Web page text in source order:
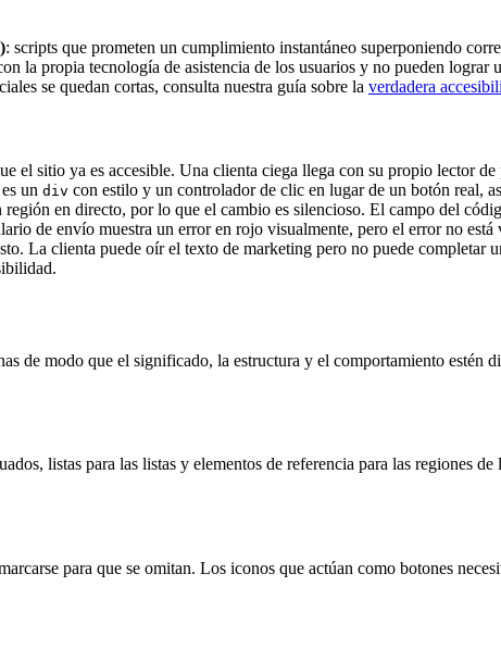
: scripts que prometen un cumplimiento instantáneo superponiendo
la propia tecnología de asistencia de los usuarios y no pueden
se quedan cortas, consulta nuestra guía sobre la verdadera
el sitio ya es accesible. Una clienta ciega llega con su propio lector
un div con estilo y un controlador de clic en lugar de un botón real,
en directo, por lo que el cambio es silencioso. El campo del
de envío muestra un error en rojo visualmente, pero el error no
La clienta puede oír el texto de marketing pero no puede completar
de modo que el significado, la estructura y el comportamiento estén
listas para las listas y elementos de referencia para las regiones
para que se omitan. Los iconos que actúan como botones